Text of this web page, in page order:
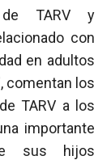
de TARV y
con
en adultos
comentan los
TARV a los
importante
sus hijos